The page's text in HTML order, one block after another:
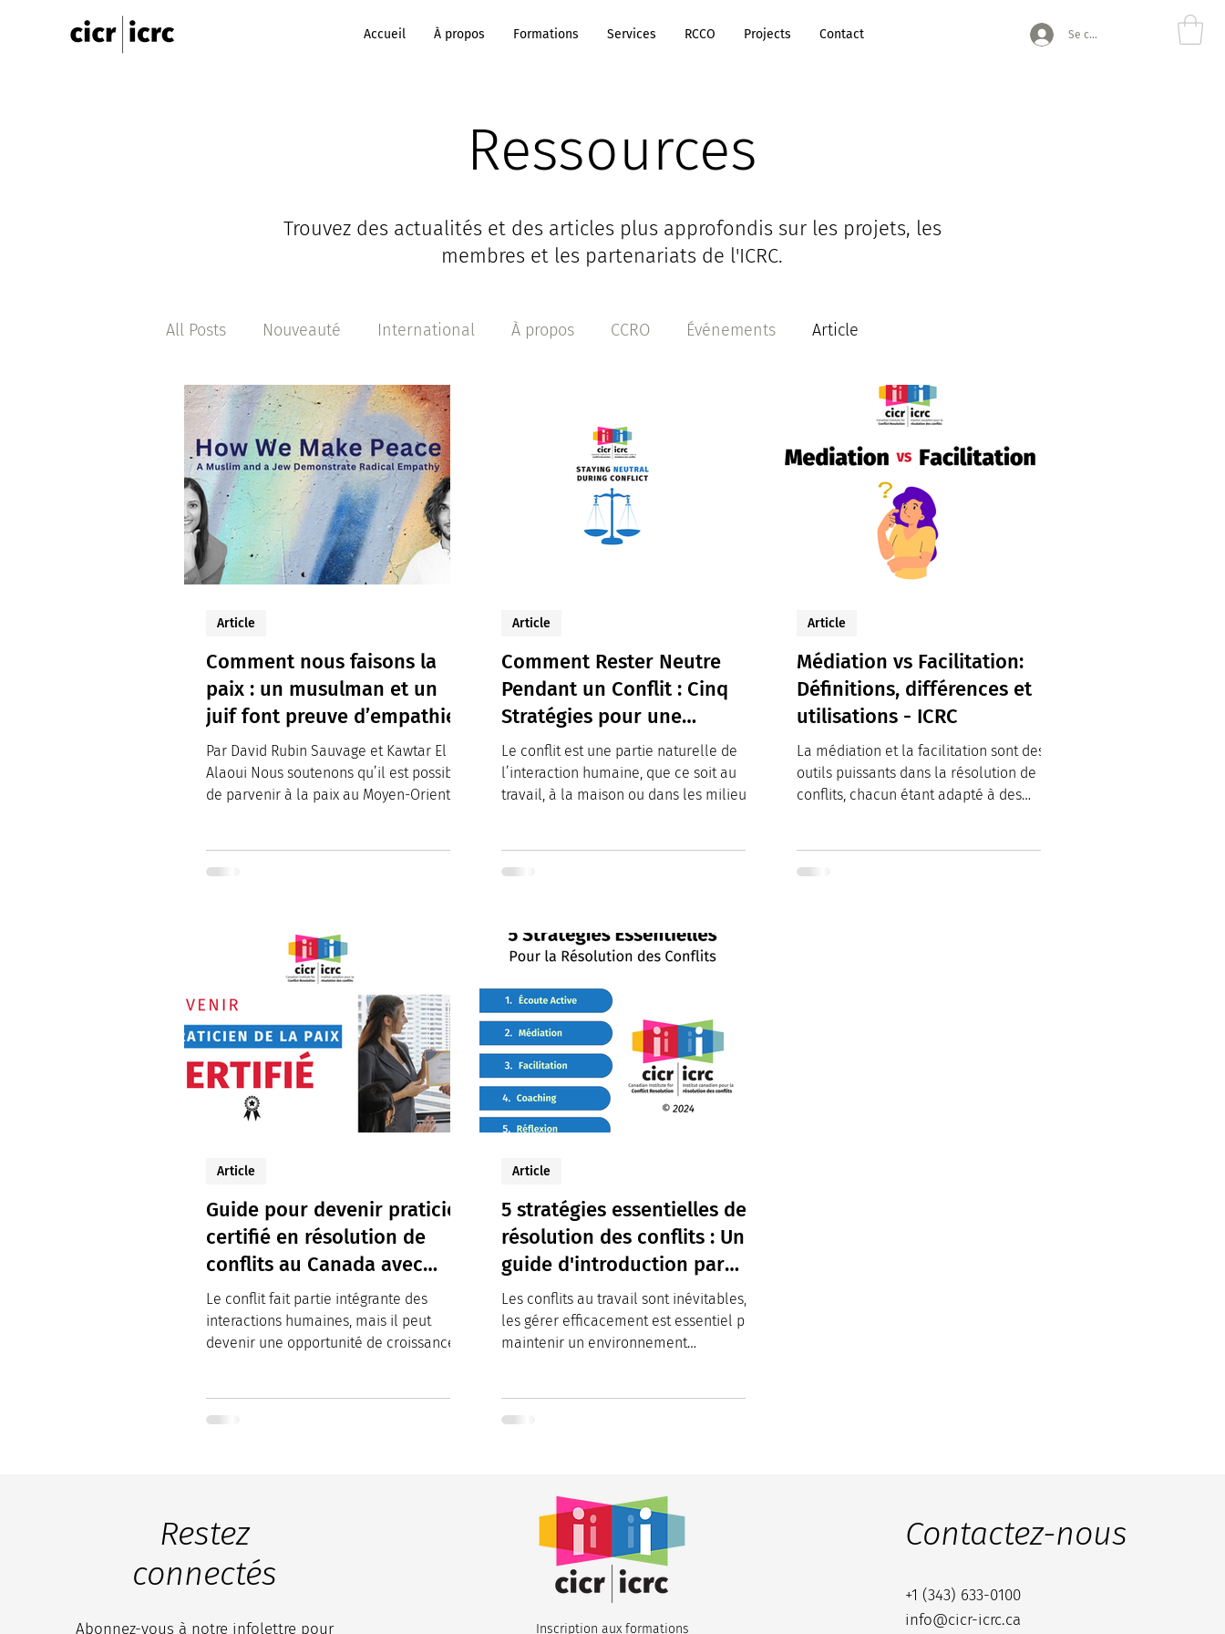
Accueil À propos Formations Services RCCO Projects Contact Se connecter
Ressources
Trouvez des actualités et des articles plus approfondis sur les projets, les
membres et les partenariats de l'ICRC.
All Posts Nouveauté International À propos CCRO Événements Article
Comment nous faisons la
paix : un musulman et un
juif font preuve d’empathie
radicale
Par David Rubin Sauvage et Kawtar El
Alaoui Nous soutenons qu’il est possible
de parvenir à la paix au Moyen-Orient.
Article
Comment Rester Neutre
Pendant un Conflit : Cinq
Stratégies pour une
Résolution de Conflit
Efficace
Le conflit est une partie naturelle de
l’interaction humaine, que ce soit au
travail, à la maison ou dans les milieux
Article
Médiation vs Facilitation:
Définitions, différences et
utilisations - ICRC
La médiation et la facilitation sont des
outils puissants dans la résolution de
conflits, chacun étant adapté à des
Article
Guide pour devenir praticien
certifié en résolution de
conflits au Canada avec
l'ICRC
Le conflit fait partie intégrante des
interactions humaines, mais il peut
devenir une opportunité de croissance et
Article
5 stratégies essentielles de
résolution des conflits : Un
guide d'introduction par
l’Institut canadien pour la
Résolution des Conflits
(ICRC)
Les conflits au travail sont inévitables, et
les gérer efficacement est essentiel pour
maintenir un environnement
Article
Restez
connectés
Abonnez-vous à notre infolettre pour Inscription aux formations
Contactez-nous
+1 (343) 633-0100
info@cicr-icrc.ca